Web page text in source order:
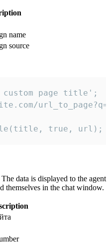
name
source
page title';
true, url);
data is displayed to the agent
themselves in the chat window.